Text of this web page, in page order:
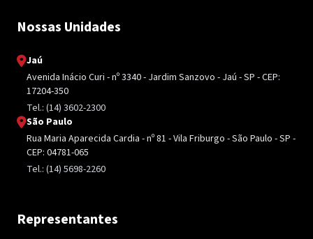
Nossas Unidades
Jaú
Avenida Inácio Curi - nº 3340 - Jardim Sanzovo - Jaú - SP - CEP:
17204-350
Tel.: (14) 3602-2300
São Paulo
Rua Maria Aparecida Cardia - nº 81 - Vila Friburgo - São Paulo - SP -
CEP: 04781-065
Tel.: (14) 5698-2260
Representantes